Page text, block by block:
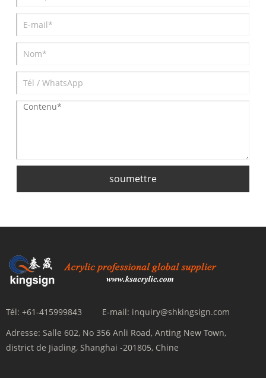
soumettre
Tél: +61-415999843 E-mail: inquiry@shkingsign.com
Adresse: Salle 602, No 356 Anli Road, Anting New Town,
district de Jiading, Shanghai -201805, Chine